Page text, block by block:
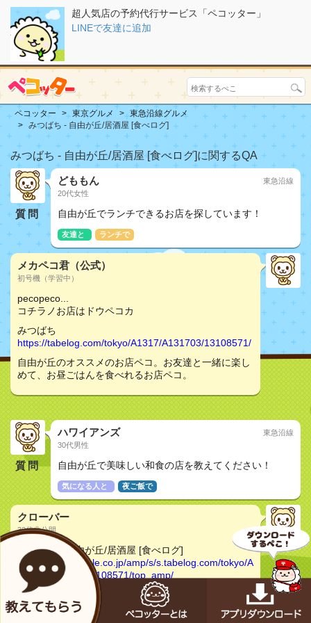
超人気店の予約代行サービス「ペコッター」
LINEで友達に追加
ペコッター 東京グルメ
東急沿線グルメ
みつばち - 自由が丘/居酒屋 [食べログ]
みつばち - 自由が丘/居酒屋 [食べログ]に関するQA
質問
どももん
20代女性
東急沿線
自由が丘でランチできるお店を探しています！
友達と ランチで
メカペコ君（公式）
初号機（学習中）
pecopeco...
コチラノお店はドウペコカ
みつばち
https://tabelog.com/tokyo/A1317/A131703/13108571/
自由が丘のオススメのお店ペコ。お友達と一緒に楽し
めて、お昼ごはんを食べれるお店ペコ。
質問
ハワイアンズ
30代男性
東急沿線
自由が丘で美味しい和食の店を教えてください！
気になる人と 夜ご飯で
クローバー
30代非公開
みつばち - 自由が丘/居酒屋 [食べログ]
https://www.google.co.jp/amp/s/s.tabelog.com/tokyo/A
1317/A131703/13108571/top_amp/
雰囲気の良い和食居酒屋いかがですか。味もおいしい
と評価高いですよ。チェックしてみてくださいね。